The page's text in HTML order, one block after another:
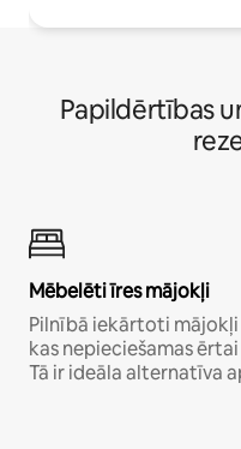
Papildērtības
Mēbelēti īres mājokļi
Pilnībā iekārtoti
kas nepieciešamas
Tā ir ideāla alternatīva